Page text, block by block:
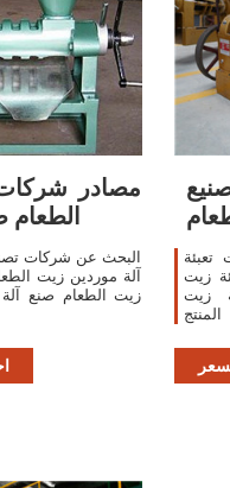
مصادر
الطعام
البحث عن شركات
آلة موردين زيت
زيت الطعام صنع
تعبئة
زيت
زيت